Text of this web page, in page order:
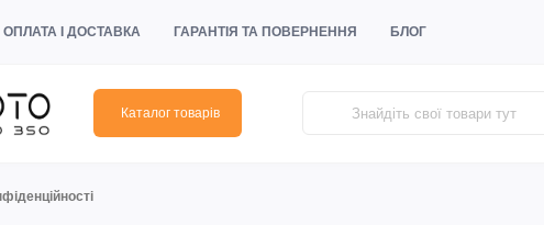
ОПЛАТА І ДОСТАВКА ГАРАНТІЯ ТА ПОВЕРНЕННЯ БЛОГ
Каталог товарів